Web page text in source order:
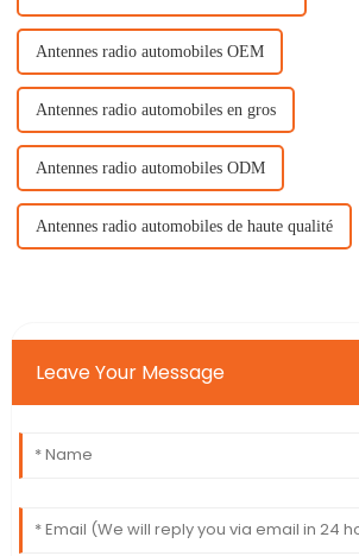
Antennes radio automobiles OEM
Antennes radio automobiles en gros
Antennes radio automobiles ODM
Antennes radio automobiles de haute qualité
Leave Your Message